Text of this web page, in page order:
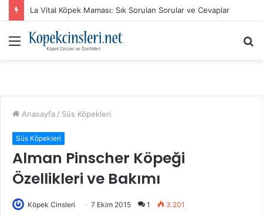
La Vital Köpek Maması: Sık Sorulan Sorular ve Cevaplar
Menü
Anasayfa / Süs Köpekleri
Süs Köpekleri
Alman Pinscher Köpeği
Özellikleri ve Bakımı
Köpek Cinsleri 7 Ekim 2015 1 3.201